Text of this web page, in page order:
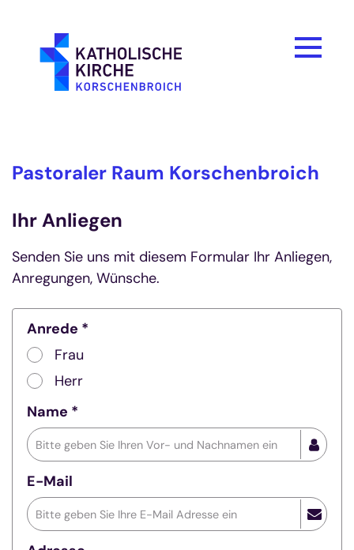
Pastoraler Raum Korschenbroich
Ihr Anliegen
Senden Sie uns mit diesem Formular Ihr Anliegen,
Anregungen, Wünsche.
Anrede *
Frau
Herr
Name *
E-Mail